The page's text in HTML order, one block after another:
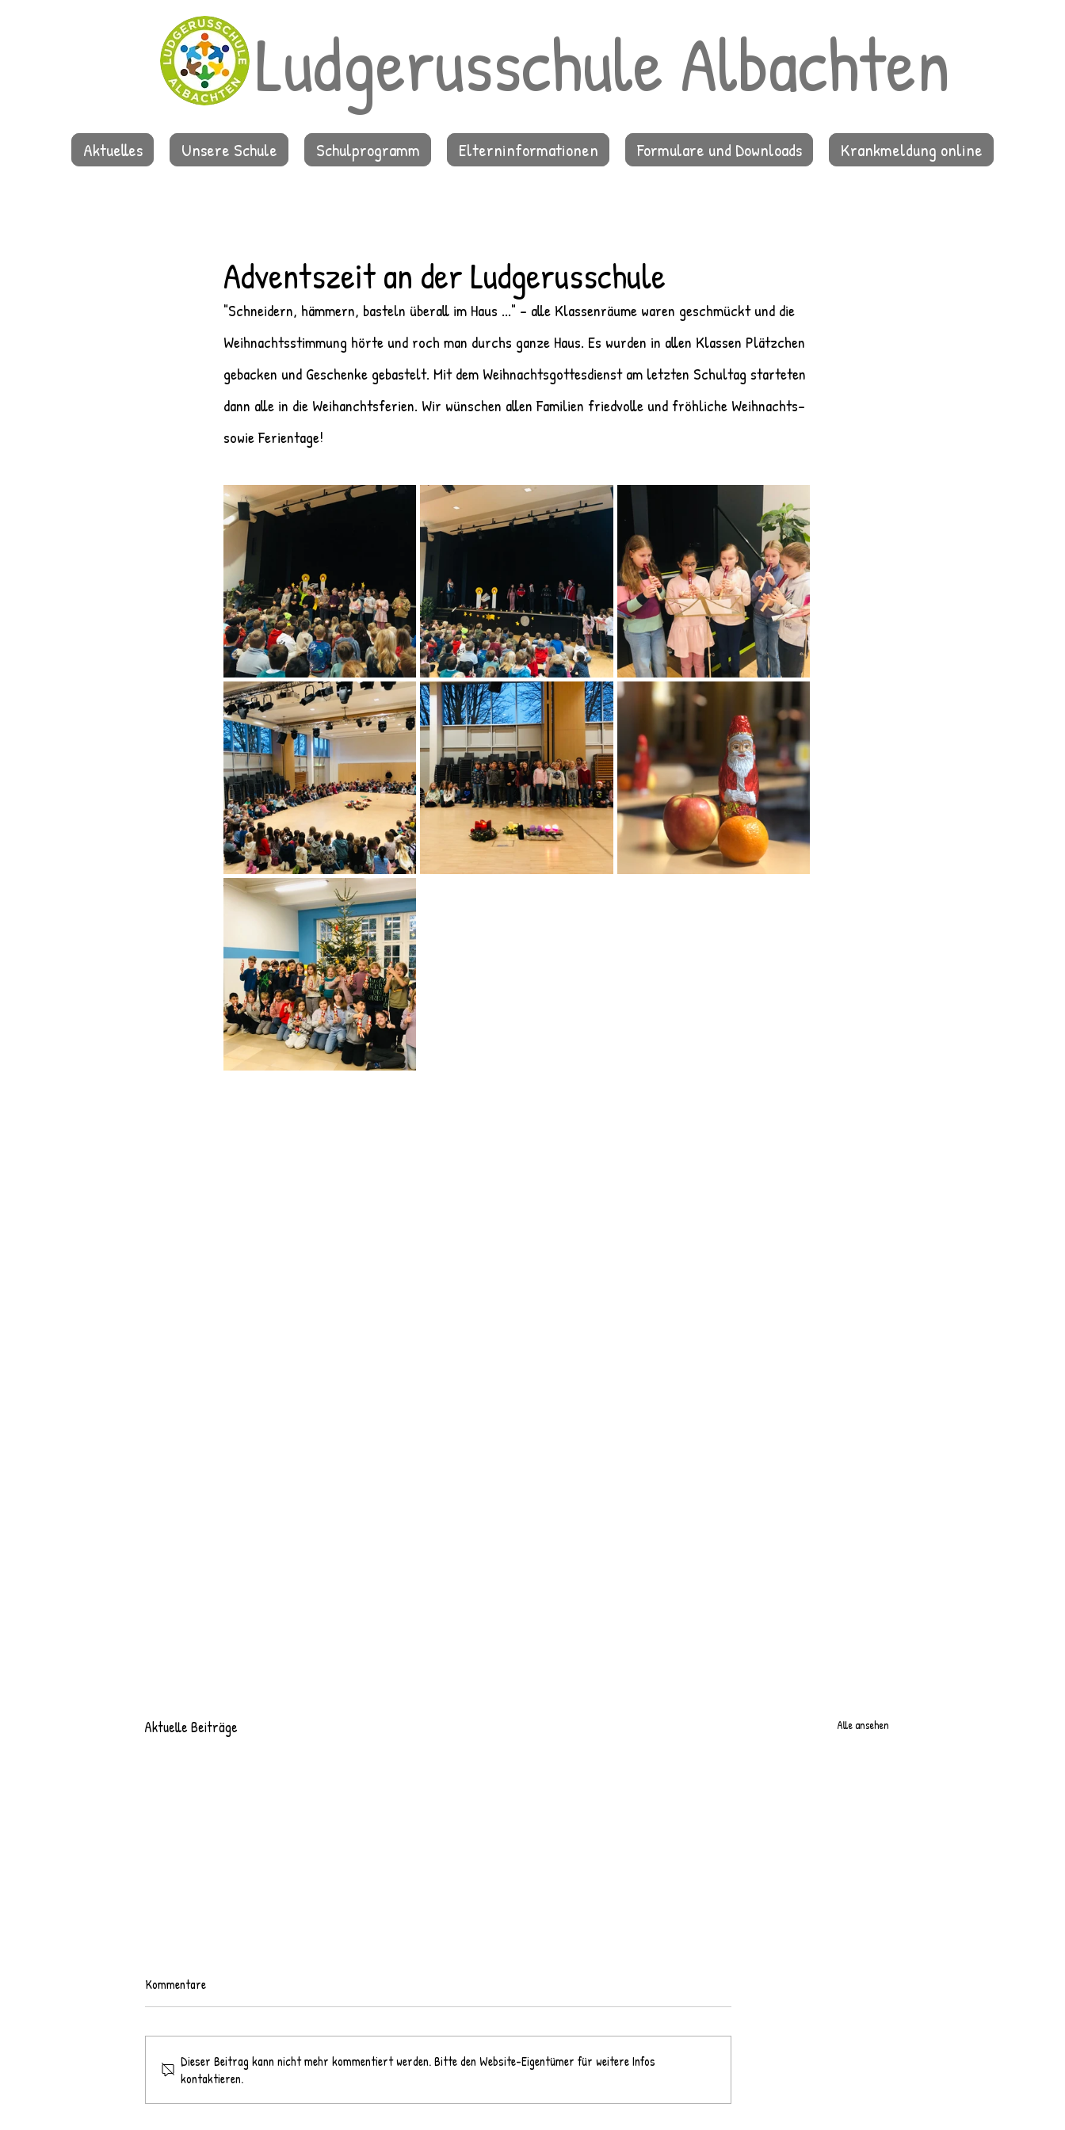
Ludgerusschule Albachten
Aktuelles Unsere Schule Schulprogramm Elterninformationen Formulare und Downloads Krankmeldung online
Adventszeit an der Ludgerusschule
"Schneidern, hämmern, basteln überall im Haus ..." - alle Klassenräume waren geschmückt und die
Weihnachtsstimmung hörte und roch man durchs ganze Haus. Es wurden in allen Klassen Plätzchen
gebacken und Geschenke gebastelt. Mit dem Weihnachtsgottesdienst am letzten Schultag starteten
dann alle in die Weihanchtsferien. Wir wünschen allen Familien friedvolle und fröhliche Weihnachts-
sowie Ferientage!
Aktuelle Beiträge Alle ansehen
Abschlussfeier unserer vierten
Ausflug zur Freilichbühne:
Kommentare
Dieser Beitrag kann nicht mehr kommentiert werden. Bitte den Website-Eigentümer für weitere Infos
kontaktieren.